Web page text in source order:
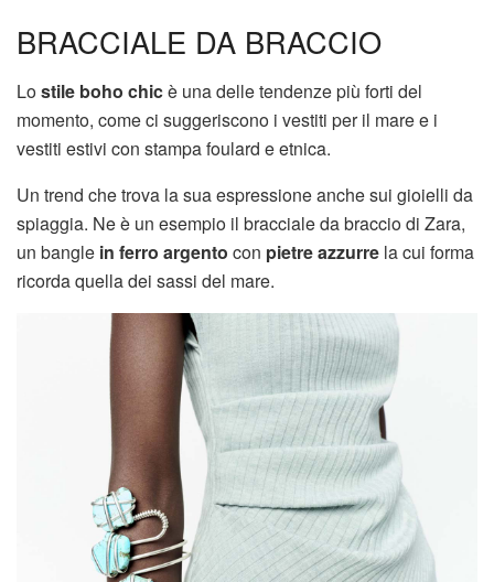
BRACCIALE DA BRACCIO
Lostile boho chicè una delle tendenze più forti del
momento, come ci suggeriscono i vestiti per il mare e i
vestiti estivi con stampa foulard e etnica.
Un trend che trova la sua espressione anche sui gioielli da
spiaggia. Ne è un esempio il bracciale da braccio di Zara,
un bangle in ferro argento con pietre azzurre la cui forma
ricorda quella dei sassi del mare.